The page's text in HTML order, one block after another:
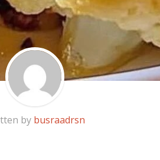
by busraadrsn